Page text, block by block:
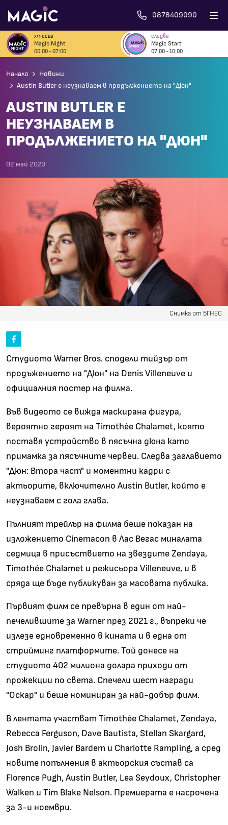
0878409090
сега
Magic Night
00:00 - 07:00
следва
Magic Start
07:00 - 10:00
Начало
Новини
Austin Butler е неузнаваем в продължението на "Дюн"
AUSTIN BUTLER Е
НЕУЗНАВАЕМ В
ПРОДЪЛЖЕНИЕТО НА "ДЮН"
02 май 2023
Снимка от БГНЕС
Студиото Warner Bros. сподели тийзър от
продъжението на "Дюн" на Denis Villeneuve и
официалния постер на филма.
Във видеото се вижда маскирана фигура,
вероятно героят на Timothée Chalamet, която
поставя устройство в пясъчна дюна като
примамка за пясъчните червеи. Следва заглавието
"Дюн: Втора част" и моментни кадри с
актьорите, включително Austin Butler, който е
неузнаваем с гола глава.
Пълният трейлър на филма беше показан на
изложението Cinemacon в Лас Вегас миналата
седмица в присъствието на звездите Zendaya,
Timothée Chalamet и режисьора Villeneuve, и в
сряда ще бъде публикуван за масовата публика.
Първият филм се превърна в един от най-
печелившите за Warner през 2021 г., въпреки че
излезе едновременно в кината и в една от
стрийминг платформите. Той донесе на
студиото 402 милиона долара приходи от
прожекции по света. Спечели шест награди
"Оскар" и беше номиниран за най-добър филм.
В лентата участват Timothée Chalamet, Zendaya,
Rebecca Ferguson, Dave Bautista, Stellan Skargard,
Josh Brolin, Javier Bardem и Charlotte Rampling, а сред
новите попълнения в актьорския състав са
Florence Pugh, Austin Butler, Lea Seydoux, Christopher
Walken и Tim Blake Nelson. Премиерата е насрочена
за 3-и ноември.